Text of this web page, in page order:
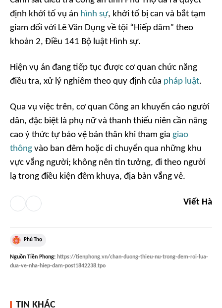
định khởi tố vụ án hình sự, khởi tố bị can và bắt tạm
giam đối với Lê Văn Dụng về tội “Hiếp dâm” theo
khoản 2, Điều 141 Bộ luật Hình sự.
Hiện vụ án đang tiếp tục được cơ quan chức năng
điều tra, xử lý nghiêm theo quy định của pháp luật.
Qua vụ việc trên, cơ quan Công an khuyến cáo người
dân, đặc biệt là phụ nữ và thanh thiếu niên cần nâng
cao ý thức tự bảo vệ bản thân khi tham gia giao
thông vào ban đêm hoặc di chuyển qua những khu
vực vắng người; không nên tin tưởng, đi theo người
lạ trong điều kiện đêm khuya, địa bàn vắng vẻ.
Viết Hà
Phú Thọ
Nguồn Tiền Phong: https://tienphong.vn/chan-duong-thieu-nu-trong-dem-roi-lua-
dua-ve-nha-hiep-dam-post1842238.tpo
TIN KHÁC